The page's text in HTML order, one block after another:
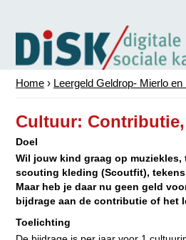
Home › Leergeld Geldrop- Mierlo
Cultuur:
Doel
Wil jouw kind graag op
scouting kleding (Scoutfit),
Maar heb je daar nu geen geld
bijdrage aan de contributie of het
Toelichting